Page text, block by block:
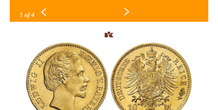
1 of 4